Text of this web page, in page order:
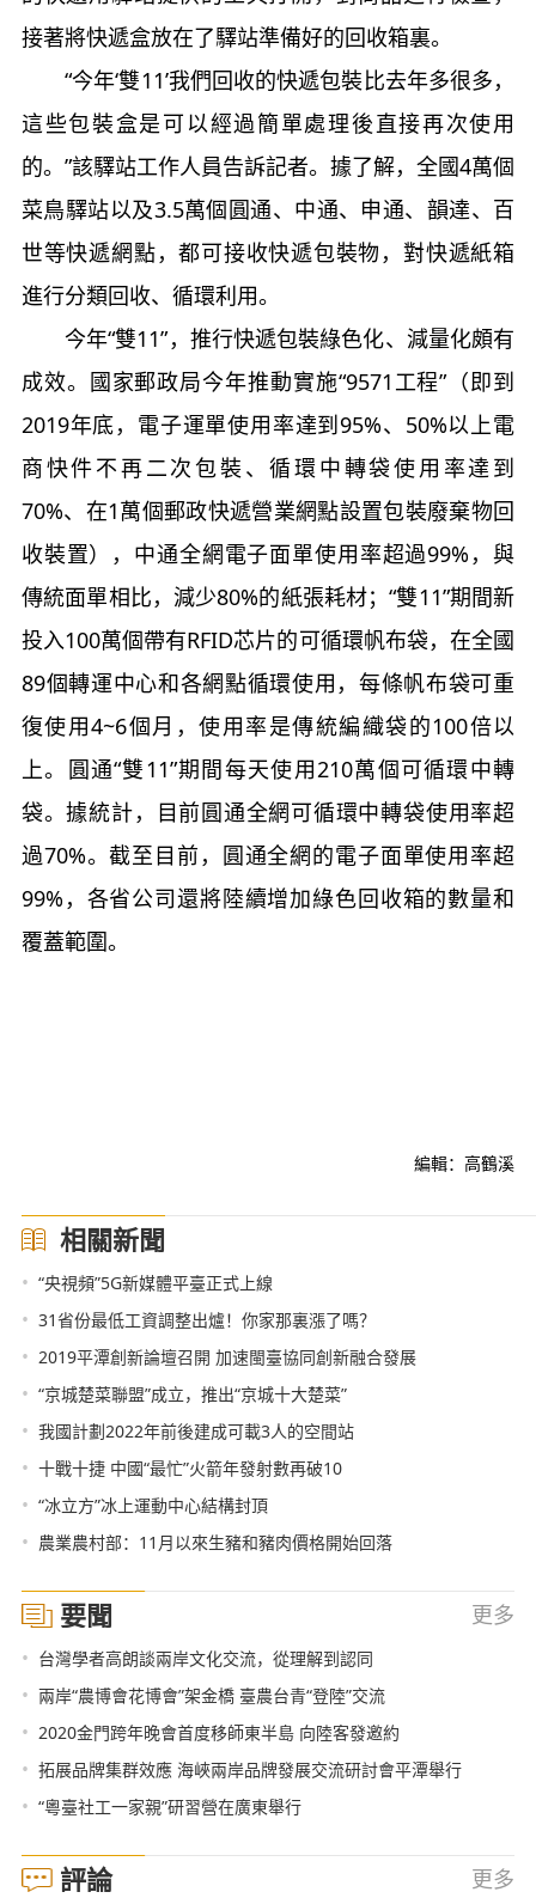
接著將快遞盒放在了驛站準備好的回收箱裏。
“今年‘雙11’我們回收的快遞包裝比去年多很多，
這些包裝盒是可以經過簡單處理後直接再次使用
的。”該驛站工作人員告訴記者。據了解，全國4萬個
菜鳥驛站以及3.5萬個圓通、中通、申通、韻達、百
世等快遞網點，都可接收快遞包裝物，對快遞紙箱
進行分類回收、循環利用。
今年“雙11”，推行快遞包裝綠色化、減量化頗有
成效。國家郵政局今年推動實施“9571工程”（即到
2019年底，電子運單使用率達到95%、50%以上電
商快件不再二次包裝、循環中轉袋使用率達到
70%、在1萬個郵政快遞營業網點設置包裝廢棄物回
收裝置），中通全網電子面單使用率超過99%，與
傳統面單相比，減少80%的紙張耗材；“雙11”期間新
投入100萬個帶有RFID芯片的可循環帆布袋，在全國
89個轉運中心和各網點循環使用，每條帆布袋可重
復使用4~6個月，使用率是傳統編織袋的100倍以
上。圓通“雙11”期間每天使用210萬個可循環中轉
袋。據統計，目前圓通全網可循環中轉袋使用率超
過70%。截至目前，圓通全網的電子面單使用率超
99%，各省公司還將陸續增加綠色回收箱的數量和
覆蓋範圍。
編輯：高鶴溪
相關新聞
• “央視頻”5G新媒體平臺正式上線
• 31省份最低工資調整出爐！你家那裏漲了嗎？
• 2019平潭創新論壇召開 加速閩臺協同創新融合發展
• “京城楚菜聯盟”成立，推出“京城十大楚菜”
• 我國計劃2022年前後建成可載3人的空間站
• 十戰十捷 中國“最忙”火箭年發射數再破10
• “冰立方”冰上運動中心結構封頂
• 農業農村部：11月以來生豬和豬肉價格開始回落
要聞 更多
• 台灣學者高朗談兩岸文化交流，從理解到認同
• 兩岸“農博會花博會”架金橋 臺農台青“登陸”交流
• 2020金門跨年晚會首度移師東半島 向陸客發邀約
• 拓展品牌集群效應 海峽兩岸品牌發展交流研討會平潭舉行
• “粵臺社工一家親”研習營在廣東舉行
評論 更多